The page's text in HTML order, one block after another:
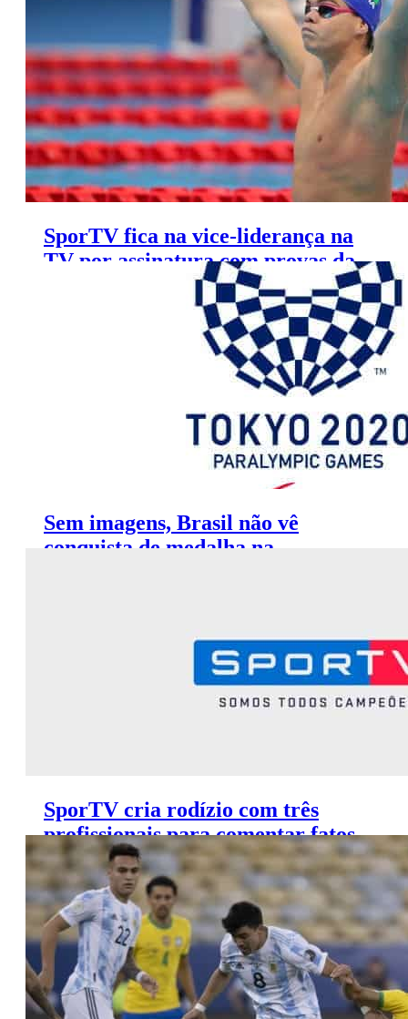
SporTV fica na vice-liderança na
TV por assinatura com provas da
natação Paralímpica
Sem imagens, Brasil não vê
conquista de medalha na
SporTV cria rodízio com três
profissionais para comentar fatos
dos clubes de futebol